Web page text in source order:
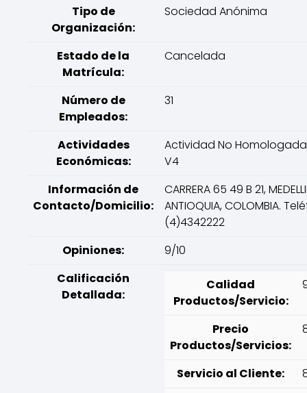
Tipo de
Organización:
Sociedad Anónima
Estado de la
Matrícula:
Cancelada
Número de
Empleados:
31
Actividades
Económicas:
Actividad No
V4
Información de
Contacto/Domicilio:
CARRERA 65 49 B 21,
ANTIOQUIA, COLOMBIA.
(4)4342222
Opiniones:
9/10
Calificación
Detallada:
Calidad
Productos/Servicio:
Precio
Productos/Servicios:
Servicio al Cliente: